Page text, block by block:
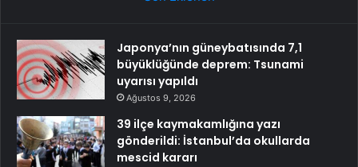
Japonya’nın güneybatısında 7,1
büyüklüğünde deprem: Tsunami
uyarısı yapıldı
Ağustos 9, 2026
39 ilçe kaymakamlığına yazı
gönderildi: İstanbul’da okullarda
mescid kararı